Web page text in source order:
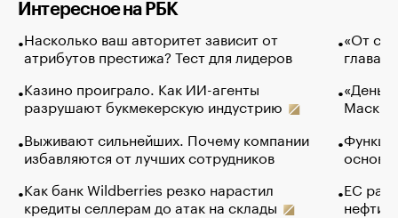
Интересное на РБК
Насколько ваш авторитет зависит от
атрибутов престижа? Тест для лидеров
Казино проиграло. Как ИИ-агенты
разрушают букмекерскую индустрию
Выживают сильнейших. Почему компании
избавляются от лучших сотрудников
Как банк Wildberries резко нарастил
кредиты селлерам до атак на склады
«От
глава
Маск в
основ
ЕС
нефти